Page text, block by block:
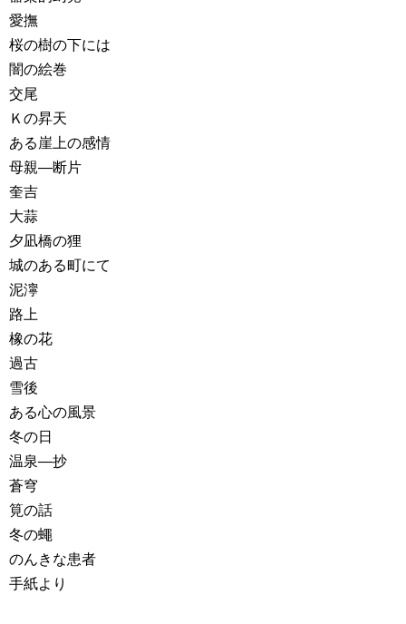
愛撫
桜の樹の下には
闇の絵巻
交尾
Ｋの昇天
ある崖上の感情
母親―断片
奎吉
大蒜
夕凪橋の狸
城のある町にて
泥濘
路上
橡の花
過古
雪後
ある心の風景
冬の日
温泉―抄
蒼穹
筧の話
冬の蠅
のんきな患者
手紙より